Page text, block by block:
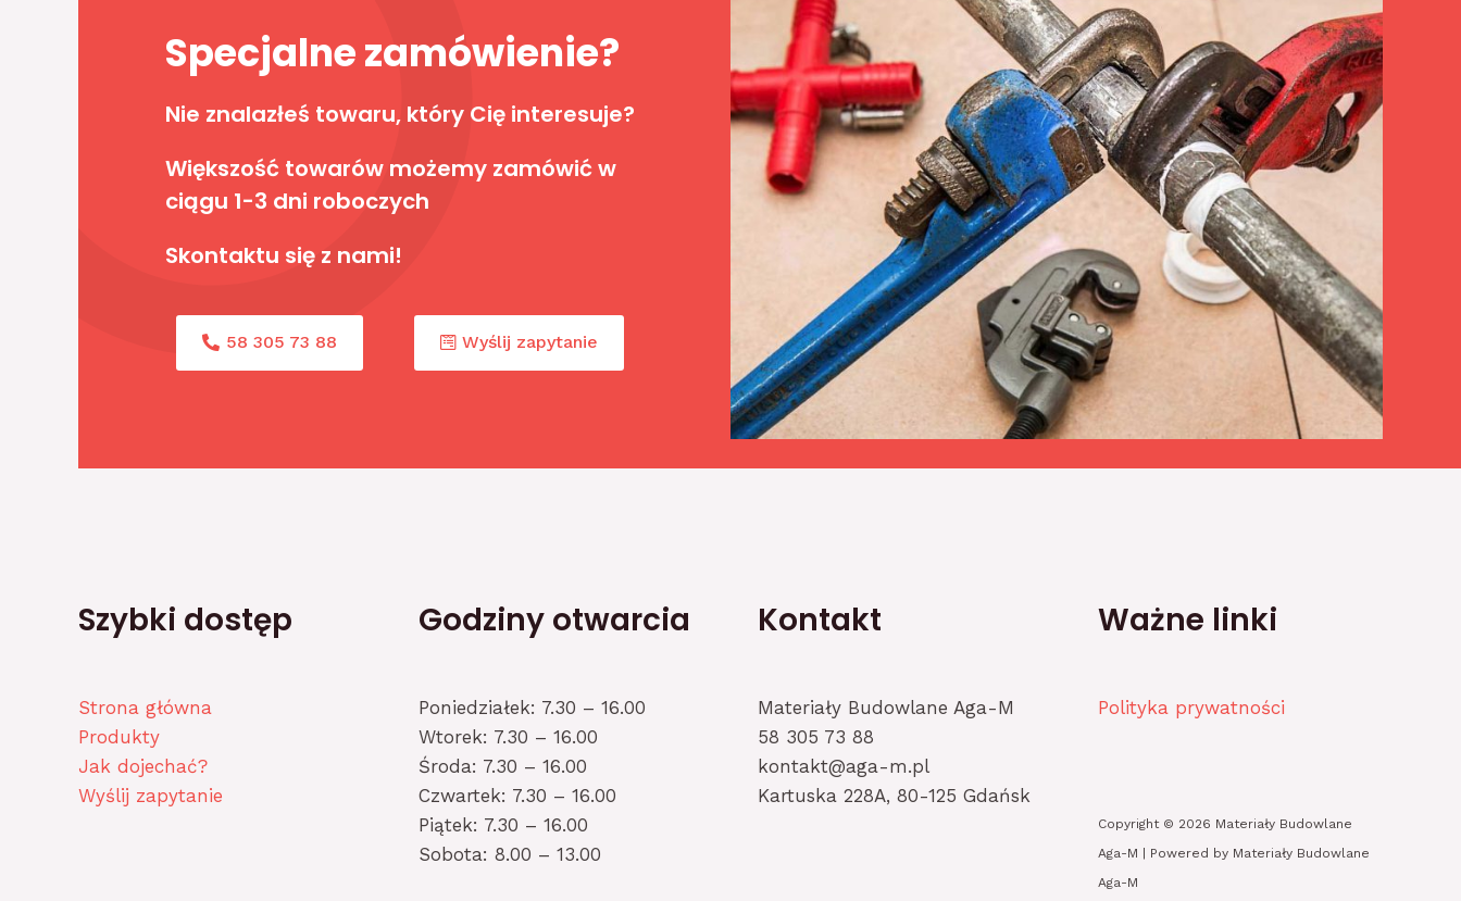
Specjalne zamówienie?
Nie znalazłeś towaru, który Cię interesuje?
Większość towarów możemy zamówić w
ciągu 1-3 dni roboczych
Skontaktu się z nami!
58 305 73 88 Wyślij zapytanie
Szybki dostęp
Strona główna
Produkty
Jak dojechać?
Wyślij zapytanie
Godziny otwarcia
Poniedziałek: 7.30 – 16.00
Wtorek: 7.30 – 16.00
Środa: 7.30 – 16.00
Czwartek: 7.30 – 16.00
Piątek: 7.30 – 16.00
Sobota: 8.00 – 13.00
Kontakt
Materiały Budowlane Aga-M
58 305 73 88
kontakt@aga-m.pl
Kartuska 228A, 80-125 Gdańsk
Ważne linki
Polityka prywatności
Copyright © 2026 Materiały Budowlane
Aga-M | Powered by Materiały Budowlane
Aga-M